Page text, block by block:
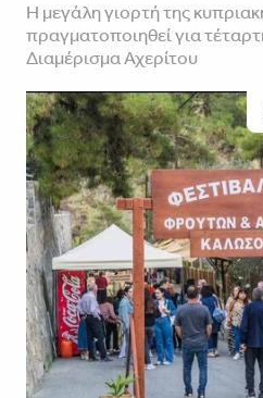
Η μεγάλη γιορτή της
πραγματοποιηθεί για
Διαμέρισμα Αχερίτου